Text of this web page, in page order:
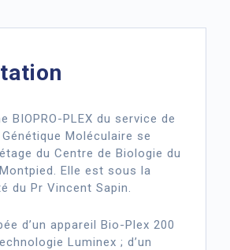
BIOPRO-PLEX du service de
Moléculaire se
du Centre de Biologie du
Elle est sous la
du Pr Vincent Sapin.
d’un appareil Bio-Plex 200
Luminex ; d’un